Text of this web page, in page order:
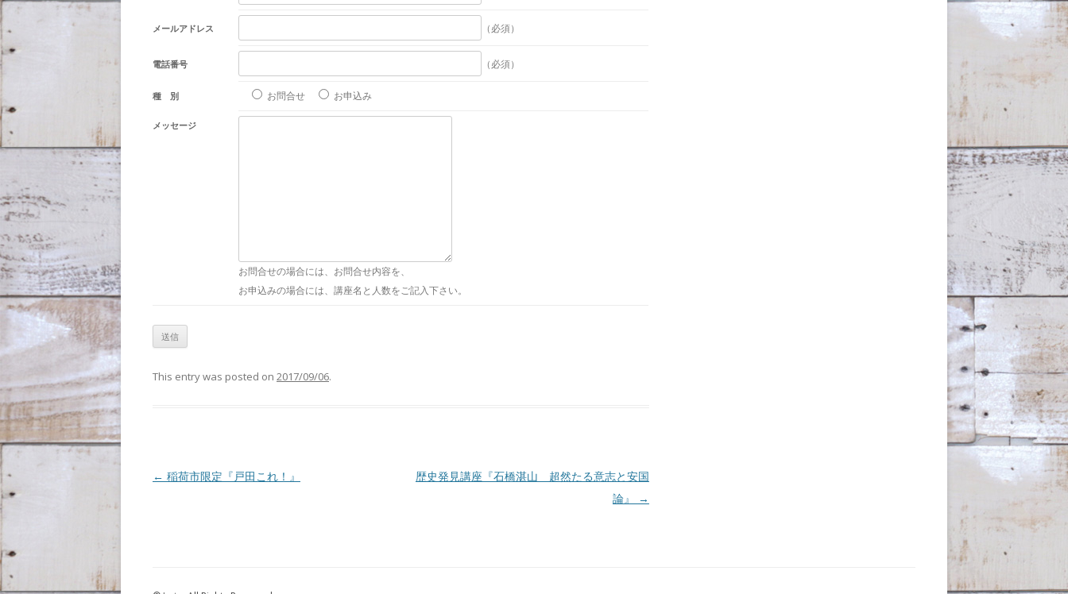
メールアドレス （必須）
電話番号 （必須）
種 別 お問合せ お申込み
メッセージ
お問合せの場合には、お問合せ内容を、
お申込みの場合には、講座名と人数をご記入下さい。
This entry was posted on 2017/09/06.
Post navigation
← 稲荷市限定『戸田これ！』
歴史発見講座『石橋湛山 超然たる意志と安国
論』
→